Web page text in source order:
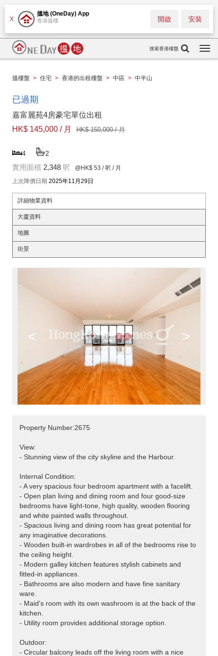
X
搵地 (OneDay) App
香港搵樓 安裝
開啟
搜索香港樓盤
搵樓盤 > 住宅 > 香港的出租樓盤 > 中區 > 中半山
已過期
嘉富麗苑4房豪宅單位出租
HK$ 145,000 / 月
HK$ 150,000 / 月
4 2
實用面積 2,348 呎 @HK$ 53 / 呎 / 月
上次降價日期 2025年11月29日
詳細物業資料
大廈資料
地圖
街景
< >
Property Number:2675
View:
- Stunning view of the city skyline and the Harbour.
Internal Condition:
- A very spacious four bedroom apartment with a facelift.
- Open plan living and dining room and four good-size
bedrooms have light-tone, high quality, wooden flooring
and white painted walls throughout.
- Spacious living and dining room has great potential for
any imaginative decorations.
- Wooden built-in wardrobes in all of the bedrooms rise to
the ceiling height.
- Modern galley kitchen features stylish cabinets and
fitted-in appliances.
- Bathrooms are also modern and have fine sanitary
ware.
- Maid's room with its own washroom is at the back of the
kitchen.
- Utility room provides additional storage option.
Outdoor:
- Circular balcony leads off the living room with a nice